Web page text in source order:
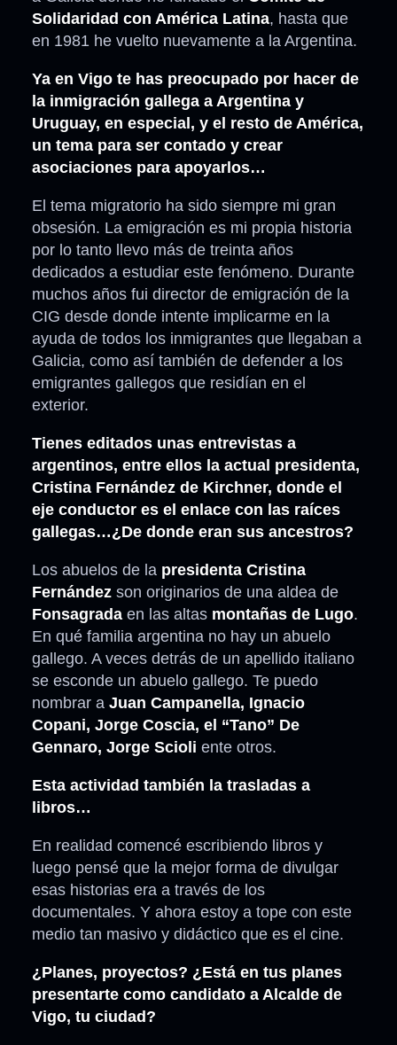
Solidaridad con América Latina, hasta que
en 1981 he vuelto nuevamente a la Argentina.
Ya en Vigo te has preocupado por hacer de
la inmigración gallega a Argentina y
Uruguay, en especial, y el resto de América,
un tema para ser contado y crear
asociaciones para apoyarlos…
El tema migratorio ha sido siempre mi gran
obsesión. La emigración es mi propia historia
por lo tanto llevo más de treinta años
dedicados a estudiar este fenómeno. Durante
muchos años fui director de emigración de la
CIG desde donde intente implicarme en la
ayuda de todos los inmigrantes que llegaban a
Galicia, como así también de defender a los
emigrantes gallegos que residían en el
exterior.
Tienes editados unas entrevistas a
argentinos, entre ellos la actual presidenta,
Cristina Fernández de Kirchner, donde el
eje conductor es el enlace con las raíces
gallegas…¿De donde eran sus ancestros?
Los abuelos de la presidenta Cristina
Fernández son originarios de una aldea de
Fonsagrada en las altas montañas de Lugo.
En qué familia argentina no hay un abuelo
gallego. A veces detrás de un apellido italiano
se esconde un abuelo gallego. Te puedo
nombrar a Juan Campanella, Ignacio
Copani, Jorge Coscia, el “Tano” De
Gennaro, Jorge Scioli ente otros.
Esta actividad también la trasladas a
libros…
En realidad comencé escribiendo libros y
luego pensé que la mejor forma de divulgar
esas historias era a través de los
documentales. Y ahora estoy a tope con este
medio tan masivo y didáctico que es el cine.
¿Planes, proyectos? ¿Está en tus planes
presentarte como candidato a Alcalde de
Vigo, tu ciudad?